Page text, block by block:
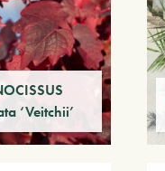
‘Veitchii’